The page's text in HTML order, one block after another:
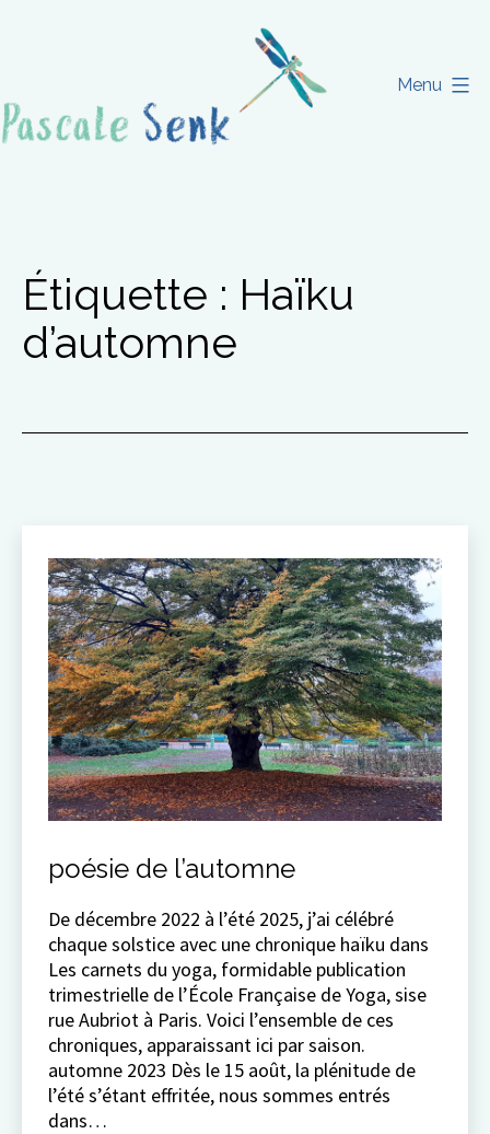
Menu
Étiquette : Haïku
d’automne
poésie de l’automne
De décembre 2022 à l’été 2025, j’ai célébré
chaque solstice avec une chronique haïku dans
Les carnets du yoga, formidable publication
trimestrielle de l’École Française de Yoga, sise
rue Aubriot à Paris. Voici l’ensemble de ces
chroniques, apparaissant ici par saison.
automne 2023 Dès le 15 août, la plénitude de
l’été s’étant effritée, nous sommes entrés
dans…